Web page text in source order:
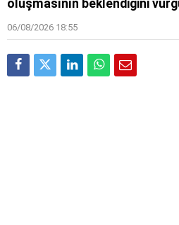
oluşmasının beklendiğini
06/08/2026 18:55